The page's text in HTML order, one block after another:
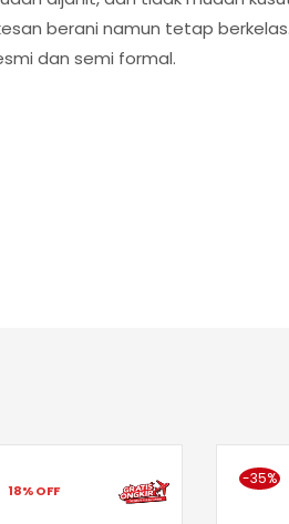
berani namun tetap
dan semi formal.
18% OFF
-35%